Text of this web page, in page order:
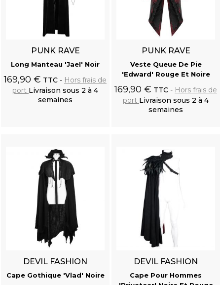
PUNK RAVE
Long Manteau 'Jael' Noir
169,90 € TTC
Hors frais de
port Livraison sous 2 à 4
semaines
PUNK RAVE
Veste Queue De Pie
'Edward' Rouge Et Noire
169,90 € TTC
Hors frais de
port Livraison sous 2 à 4
semaines
DEVIL FASHION
Cape Gothique 'Vlad' Noire
DEVIL FASHION
Cape Pour Hommes